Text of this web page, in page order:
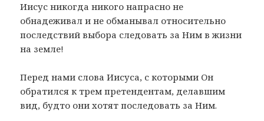
Иисус никогда никого напрасно не
обнадеживал и не обманывал относительно
последствий выбора следовать за Ним в жизни
на земле!
Перед нами слова Иисуса, с которыми Он
обратился к трем претендентам, делавшим
вид, будто они хотят последовать за Ним.